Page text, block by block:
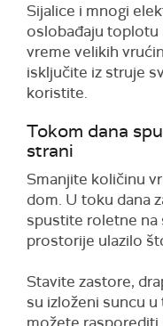
Sijalice i mnogi
oslobađaju toplotu
vreme velikih
isključite iz struje
koristite.
Tokom dana
strani
Smanjite količinu
dom. U toku dana
spustite roletne na
prostorije ulazilo
Stavite zastore,
su izloženi suncu